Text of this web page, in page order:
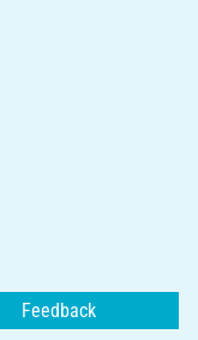
Feedback